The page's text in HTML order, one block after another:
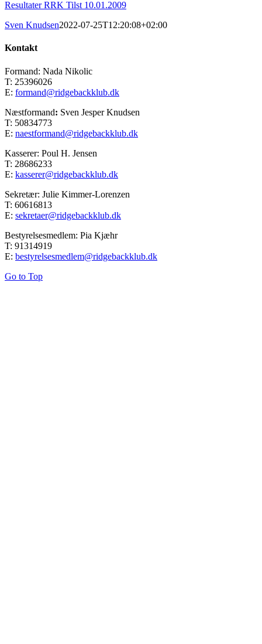
Resultater RRK Tilst 10.01.2009
Sven Knudsen2022-07-25T12:20:08+02:00
Kontakt
Formand: Nada Nikolic
T: 25396026
E: formand@ridgebackklub.dk
Næstformand: Sven Jesper Knudsen
T: 50834773
E: naestformand@ridgebackklub.dk
Kasserer: Poul H. Jensen
T: 28686233
E: kasserer@ridgebackklub.dk
Sekretær: Julie Kimmer-Lorenzen
T: 60616813
E: sekretaer@ridgebackklub.dk
Bestyrelsesmedlem: Pia Kjæhr
T: 91314919
E: bestyrelsesmedlem@ridgebackklub.dk
Go to Top